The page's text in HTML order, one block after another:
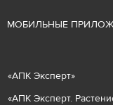
МОБИЛЬНЫЕ
«АПК Эксперт»
«АПК Эксперт.